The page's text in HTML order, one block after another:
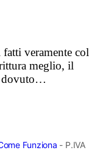
veramente col
meglio, il
dovuto…
Funziona - P.IVA